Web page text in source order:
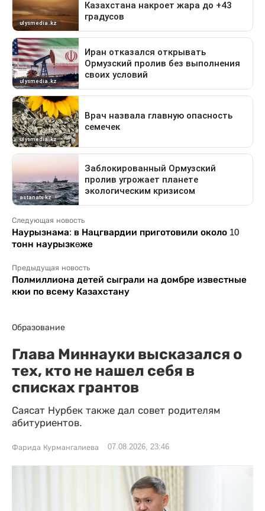
Следующая новость
Наурызнама: в Нацгвардии приготовили около 10
тонн наурызкөже
Предыдущая новость
Полмиллиона детей сыграли на домбре известные
кюи по всему Казахстану
Образование
Глава Миннауки высказался о
тех, кто не нашел себя в
списках грантов
Саясат Нурбек также дал совет родителям
абитуриентов.
Фарида Курмангалиева 07.08.2026, 23:46